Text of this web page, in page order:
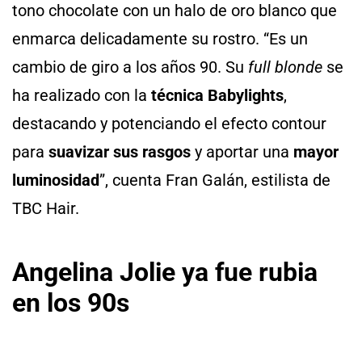
tono chocolate con un halo de oro blanco que
enmarca delicadamente su rostro. “Es un
cambio de giro a los años 90. Su full blonde se
ha realizado con la técnica Babylights,
destacando y potenciando el efecto contour
para suavizar sus rasgos y aportar una mayor
luminosidad”, cuenta Fran Galán, estilista de
TBC Hair.
Angelina Jolie ya fue rubia
en los 90s